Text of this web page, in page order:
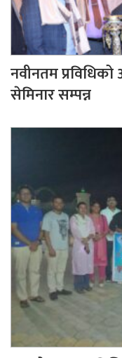
नवीनतम प्रविधिको
सेमिनार सम्पन्न